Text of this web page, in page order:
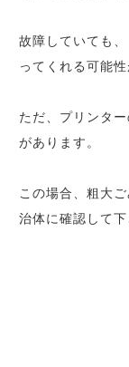
故障していても
ってくれる可能性
ただ、プリンタ
があります。
この場合、粗大
治体に確認して下